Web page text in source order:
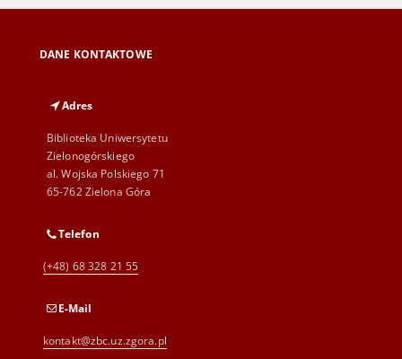
DANE KONTAKTOWE
Adres
Biblioteka Uniwersytetu
Zielonogórskiego
al. Wojska Polskiego 71
65-762 Zielona Góra
Telefon
(+48) 68 328 21 55
E-Mail
kontakt@zbc.uz.zgora.pl